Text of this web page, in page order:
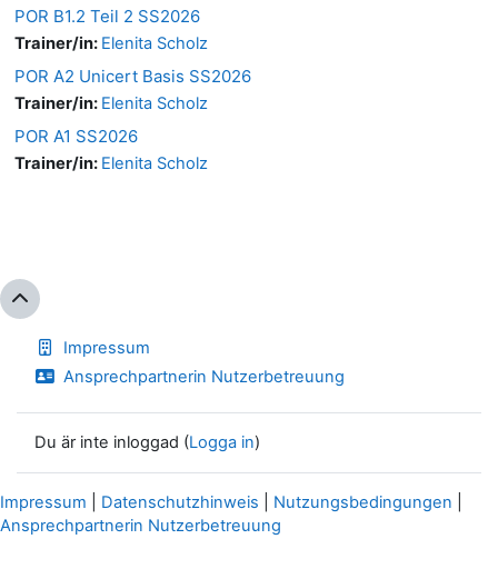
POR B1.2 Teil 2 SS2026
Trainer/in: Elenita Scholz
POR A2 Unicert Basis SS2026
Trainer/in: Elenita Scholz
POR A1 SS2026
Trainer/in: Elenita Scholz
Impressum
Ansprechpartnerin Nutzerbetreuung
Du är inte inloggad (Logga in)
Impressum Datenschutzhinweis Nutzungsbedingungen
Ansprechpartnerin Nutzerbetreuung